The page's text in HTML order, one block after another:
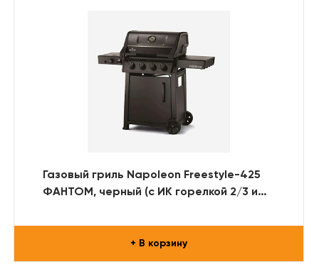
Газовый гриль Napoleon Freestyle-425
ФАНТОМ, черный (с ИК горелкой 2/3 и
+ В корзину